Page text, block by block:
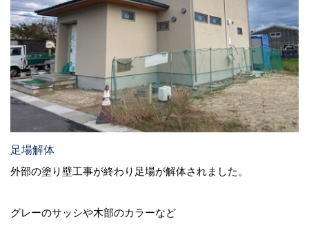
足場解体
外部の塗り壁工事が終わり足場が解体されました。
グレーのサッシや木部のカラーなど